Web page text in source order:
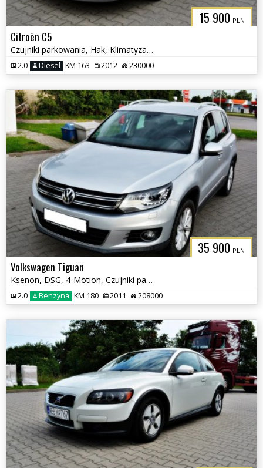
15 900 PLN
Citroën C5
Czujniki parkowania, Hak, Klimatyzacja
2.0 Diesel KM 163 2012 230000
35 900 PLN
Volkswagen Tiguan
Ksenon, DSG, 4-Motion, Czujniki parkowania tył, Klimatyzacja, Hak
2.0 Benzyna KM 180 2011 208000